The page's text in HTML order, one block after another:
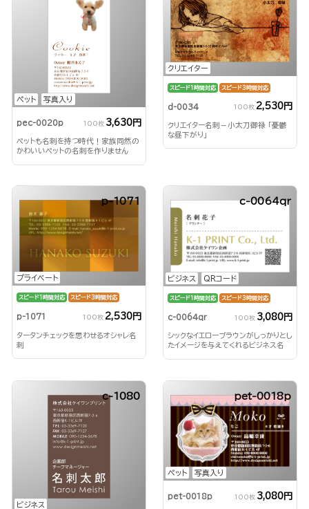
ペット 写真入り
pec-0020p 100枚 3,630円
ペットも名刺を持つ時代！家族同然の
かわいいペットの名刺を作りません
クリエイター
スピード1時間対応 スピード3時間対応
d-0034 100枚 2,530円
クリエイター名刺－小太刀御禄 「憂鬱
な昼下がり」
プライベート
p-1071
スピード1時間対応 スピード3時間対応
p-1071 100枚 2,530円
タータンチェックを思わせるオシャレ名
刺
ビジネス QRコード
c-0064qr
スピード1時間対応 スピード3時間対応
c-0064qr 100枚 3,080円
シックなイエローブラウンがしっかりとし
たイメージを与えてくれるビジネス名
ビジネス
c-1080
ペット 写真入り
pet-0018p
pet-0018p 100枚 3,080円